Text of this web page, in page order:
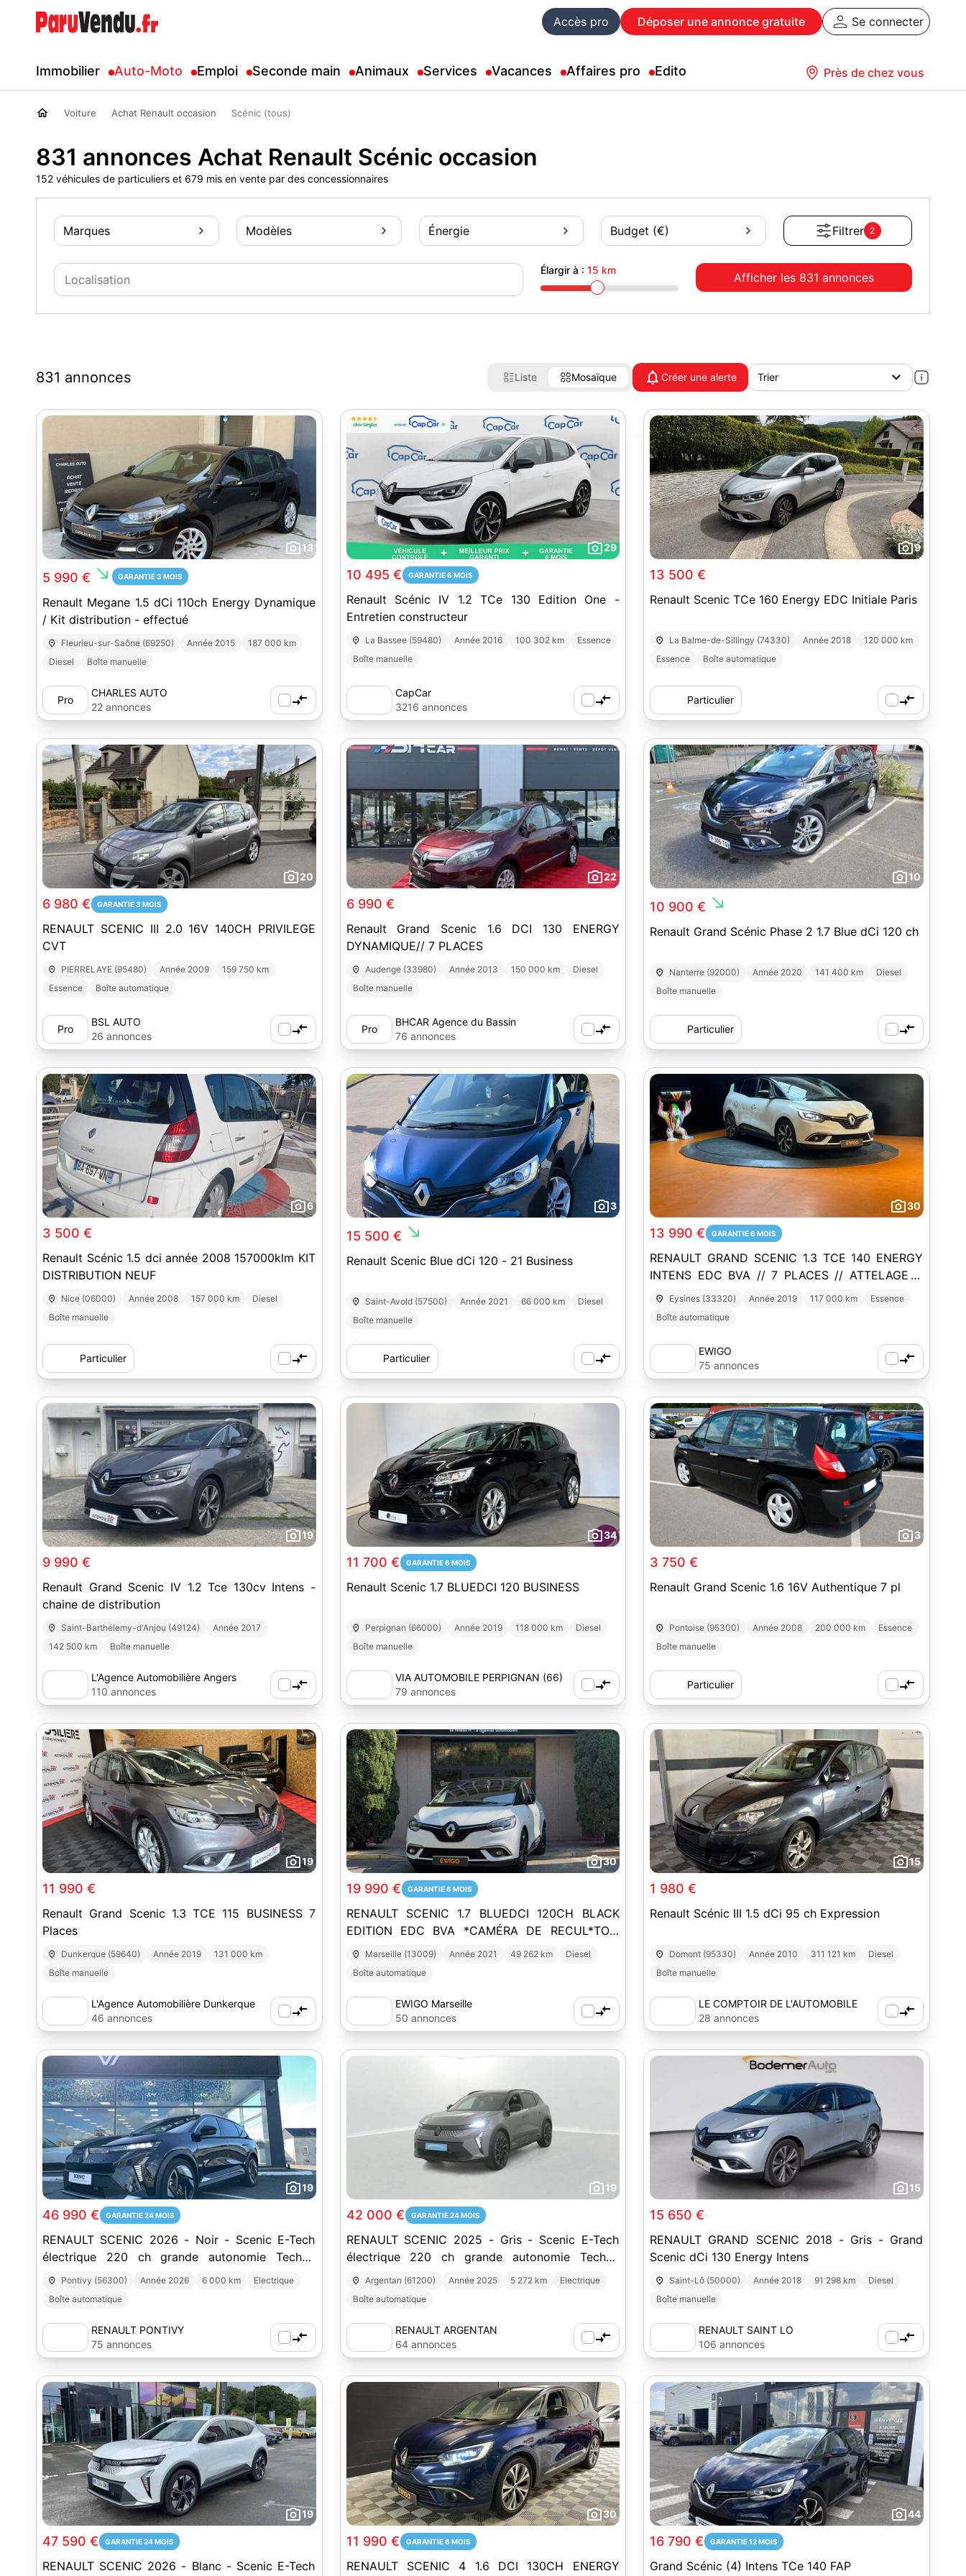
Accès pro Déposer une annonce gratuite Se connecter
Immobilier Auto-Moto Emploi Seconde main Animaux Services Vacances Affaires pro Edito Près de chez vous
Voiture Achat Renault occasion Scénic (tous)
831 annonces Achat Renault Scénic occasion
152 véhicules de particuliers et 679 mis en vente par des concessionnaires
Marques Modèles Énergie Budget (€) Filtrer 2
Élargir à : 15 km
Afficher les 831 annonces
831 annonces Liste Mosaïque Créer une alerte
13
5 990 € south_east GARANTIE 3 MOIS
Renault Megane 1.5 dCi 110ch Energy Dynamique
/ Kit distribution - effectué
Fleurieu-sur-Saône (69250) Année 2015
187 000 km
Diesel
Boîte manuelle
Pro
CHARLES AUTO
22 annonces
29
10 495 € GARANTIE 6 MOIS
Renault Scénic IV 1.2 TCe 130 Edition One -
Entretien constructeur
La Bassee (59480) Année 2016 100 302 km
Essence
Boîte manuelle
CapCar
3216 annonces
9
13 500 €
Renault Scenic TCe 160 Energy EDC Initiale Paris
La Balme-de-Sillingy (74330) Année 2018
120 000 km
Essence
Boîte automatique
Particulier
20
6 980 € GARANTIE 3 MOIS
RENAULT SCENIC III 2.0 16V 140CH PRIVILEGE
CVT
PIERRELAYE (95480) Année 2009
159 750 km
Essence
Boîte automatique
Pro
BSL AUTO
26 annonces
22
6 990 €
Renault Grand Scenic 1.6 DCI 130 ENERGY
DYNAMIQUE// 7 PLACES
Audenge (33980) Année 2013 150 000 km
Diesel
Boîte manuelle
Pro
BHCAR Agence du Bassin
76 annonces
10
10 900 € south_east
Renault Grand Scénic Phase 2 1.7 Blue dCi 120 ch
Nanterre (92000) Année 2020 141 400 km
Diesel
Boîte manuelle
Particulier
6
3 500 €
Renault Scénic 1.5 dci année 2008 157000klm KIT
DISTRIBUTION NEUF
Nice (06000) Année 2008 157 000 km
Diesel
Boîte manuelle
Particulier
3
15 500 € south_east
Renault Scenic Blue dCi 120 - 21 Business
Saint-Avold (57500) Année 2021 66 000 km
Diesel
Boîte manuelle
Particulier
30
13 990 € GARANTIE 6 MOIS
RENAULT GRAND SCENIC 1.3 TCE 140 ENERGY
INTENS EDC BVA // 7 PLACES // ATTELAGE //
CARPLAY // CAMÉRA DE RECUL
Eysines (33320) Année 2019 117 000 km
Essence
Boîte automatique
EWIGO
75 annonces
19
9 990 €
Renault Grand Scenic IV 1.2 Tce 130cv Intens -
chaine de distribution
Saint-Barthélemy-d'Anjou (49124)
Année 2017
142 500 km
Boîte manuelle
L'Agence Automobilière Angers
Maine-et-Loire (49)
110 annonces
34
11 700 € GARANTIE 6 MOIS
Renault Scenic 1.7 BLUEDCI 120 BUSINESS
Perpignan (66000) Année 2019 118 000 km
Diesel
Boîte manuelle
VIA AUTOMOBILE PERPIGNAN (66)
79 annonces
3
3 750 €
Renault Grand Scenic 1.6 16V Authentique 7 pl
Pontoise (95300) Année 2008 200 000 km
Essence
Boîte manuelle
Particulier
19
11 990 €
Renault Grand Scenic 1.3 TCE 115 BUSINESS 7
Places
Dunkerque (59640) Année 2019
131 000 km
Boîte manuelle
L'Agence Automobilière Dunkerque
(59)
46 annonces
30
19 990 € GARANTIE 6 MOIS
RENAULT SCENIC 1.7 BLUEDCI 120CH BLACK
EDITION EDC BVA *CAMÉRA DE RECUL*TOIT
PANO*AFFICHAGE TÊTE HAUTE*
Marseille (13009) Année 2021 49 262 km
Diesel
Boîte automatique
EWIGO Marseille
50 annonces
15
1 980 €
Renault Scénic III 1.5 dCi 95 ch Expression
Domont (95330) Année 2010 311 121 km
Diesel
Boîte manuelle
LE COMPTOIR DE L'AUTOMOBILE
28 annonces
19
46 990 € GARANTIE 24 MOIS
RENAULT SCENIC 2026 - Noir - Scenic E-Tech
électrique 220 ch grande autonomie Techno
IconicPontivy (56300) Année 2026 6 000 km
Electrique
Boîte automatique
RENAULT PONTIVY
75 annonces
19
42 000 € GARANTIE 24 MOIS
RENAULT SCENIC 2025 - Gris - Scenic E-Tech
électrique 220 ch grande autonomie Techno
esprit Alpine
Argentan (61200) Année 2025 5 272 km
Electrique
Boîte automatique
RENAULT ARGENTAN
64 annonces
15
15 650 €
RENAULT GRAND SCENIC 2018 - Gris - Grand
Scenic dCi 130 Energy Intens
Saint-Lô (50000) Année 2018 91 298 km
Diesel
Boîte manuelle
RENAULT SAINT LO
106 annonces
19
47 590 € GARANTIE 24 MOIS
RENAULT SCENIC 2026 - Blanc - Scenic E-Tech
30
11 990 € GARANTIE 6 MOIS
RENAULT SCENIC 4 1.6 DCI 130CH ENERGY
44
16 790 € GARANTIE 12 MOIS
Grand Scénic (4) Intens TCe 140 FAP